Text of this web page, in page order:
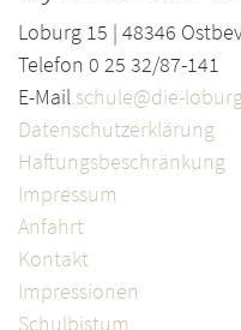
Loburg 15 | 48346
Telefon 0 25 32/87-141
E-Mail schule@die-
Datenschutzerklärung
Haftungsbeschränkung
Impressum
Anfahrt
Kontakt
Impressionen
Schulbistum